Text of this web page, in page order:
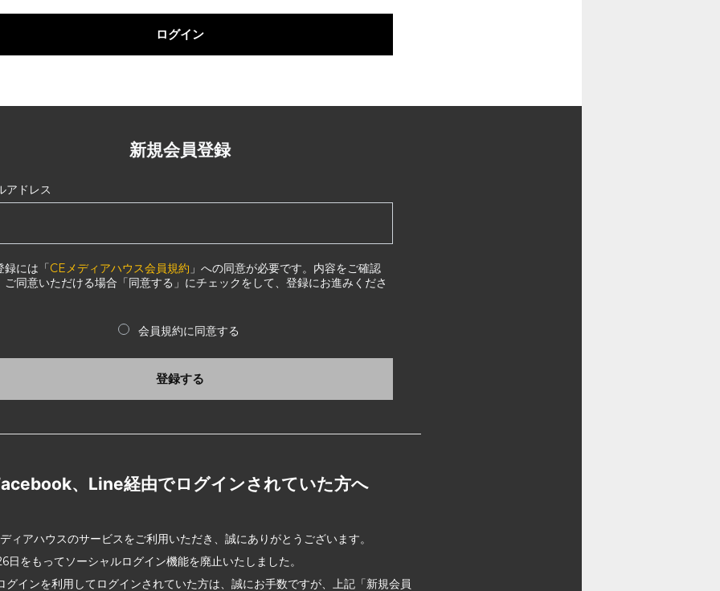
ログイン
新規会員登録
アドレス
録には「CEメディアハウス会員規約 」への同意が必要です。内容をご確認
ご同意いただける場合「同意する」にチェックをして、登録にお進みくださ
会員規約に同意する
登録する
、Line経由でログインされていた方へ
ィアハウスのサービスをご利用いただき、誠にありがとうございます。
日をもってソーシャルログイン機能を廃止いたしました。
グインを利用してログインされていた方は、誠にお手数ですが、上記「新規会員